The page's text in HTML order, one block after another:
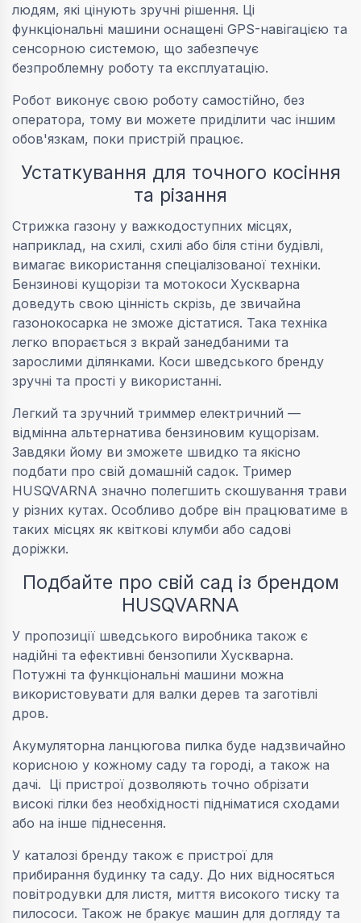
людям, які цінують зручні рішення. Ці
функціональні машини оснащені GPS-навігацією та
сенсорною системою, що забезпечує
безпроблемну роботу та експлуатацію.
Робот виконує свою роботу самостійно, без
оператора, тому ви можете приділити час іншим
обов'язкам, поки пристрій працює.
Устаткування для точного косіння
та різання
Стрижка газону у важкодоступних місцях,
наприклад, на схилі, схилі або біля стіни будівлі,
вимагає використання спеціалізованої техніки.
Бензинові кущорізи та мотокоси Хускварна
доведуть свою цінність скрізь, де звичайна
газонокосарка не зможе дістатися. Така техніка
легко впорається з вкрай занедбаними та
зарослими ділянками. Коси шведського бренду
зручні та прості у використанні.
Легкий та зручний триммер електричний —
відмінна альтернатива бензиновим кущорізам.
Завдяки йому ви зможете швидко та якісно
подбати про свій домашній садок. Тример
HUSQVARNA значно полегшить скошування трави
у різних кутах. Особливо добре він працюватиме в
таких місцях як квіткові клумби або садові
доріжки.
Подбайте про свій сад із брендом
HUSQVARNA
У пропозиції шведського виробника також є
надійні та ефективні бензопили Хускварна.
Потужні та функціональні машини можна
використовувати для валки дерев та заготівлі
дров.
Акумуляторна ланцюгова пилка буде надзвичайно
корисною у кожному саду та городі, а також на
дачі. Ці пристрої дозволяють точно обрізати
високі гілки без необхідності підніматися сходами
або на інше піднесення.
У каталозі бренду також є пристрої для
прибирання будинку та саду. До них відносяться
повітродувки для листя, миття високого тиску та
пилососи. Також не бракує машин для догляду та